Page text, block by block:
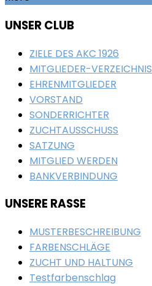
UNSER CLUB
ZIELE DES AKC 1926
MITGLIEDER-VERZEICHNIS
EHRENMITGLIEDER
VORSTAND
SONDERRICHTER
ZUCHTAUSSCHUSS
SATZUNG
MITGLIED WERDEN
BANKVERBINDUNG
UNSERE RASSE
MUSTERBESCHREIBUNG
FARBENSCHLÄGE
ZUCHT UND HALTUNG
Testfarbenschlag